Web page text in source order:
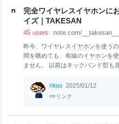
ジー世界に転生するかわりにスペ
兵になったりするわけです。
宇宙船持ちだったので、一戸建て
完全ワイヤレスイヤホンに
イズ｜TAKESAN
45 users note.com/__takesan__
昨今、ワイヤレスイヤホンを使う
間を眺めても、有線のイヤホンを
ません。 以前はネックバンド型も
して、アクティブノイズキャンセ
ポピュラーです。最近に発売され
rikuo 2025/01/12
リンク